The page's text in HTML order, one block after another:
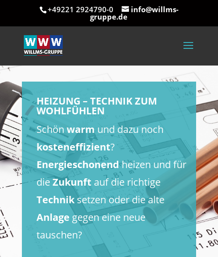
+49221 2924790-0 info@willms-
gruppe.de
HEIZUNG – TECHNIK ZUM
WOHLFÜHLEN
Schön warm und dazu noch
kosteneffizient?
Energieschonendheizen und für
dieZukunft auf die richtige
Techniksetzen oder die alte
Anlage gegen eine neue
tauschen?